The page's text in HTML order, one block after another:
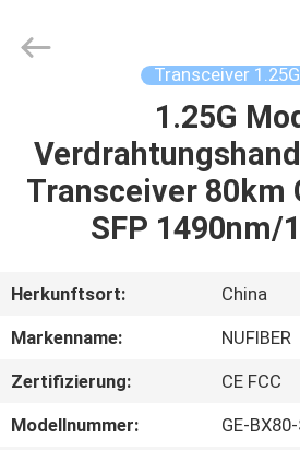
PRODUKTE
UNS
AUSFLUG
Co.,Ltd.
Transceiver
1.25G
Transceiver 80km
SFP 1490nm/
Herkunftsort:
China
Markenname:
NUFIBER
Zertifizierung:
CE FCC
Modellnummer:
GE-